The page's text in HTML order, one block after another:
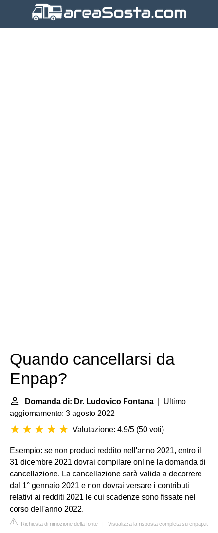
Quando cancellarsi da
Enpap?
Domanda di: Dr. Ludovico Fontana | Ultimo
aggiornamento: 3 agosto 2022
Valutazione: 4.9/5 (50 voti)
Esempio: se non produci reddito nell'anno 2021, entro il
31 dicembre 2021 dovrai compilare online la domanda di
cancellazione. La cancellazione sarà valida a decorrere
dal 1° gennaio 2021 e non dovrai versare i contributi
relativi ai redditi 2021 le cui scadenze sono fissate nel
corso dell'anno 2022.
Richiesta di rimozione della fonte | Visualizza la risposta completa su enpap.it